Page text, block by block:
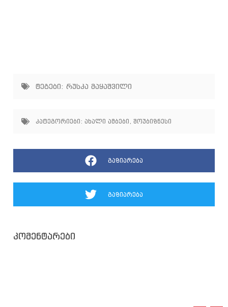
ტეგები: რუსკა მაყაშვილი
კატეგორიები: ახალი ამბები , შოუბიზნესი
გაზიარება
გაზიარება
კომენტარები